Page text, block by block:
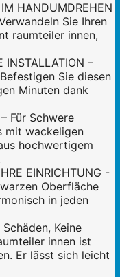
HANDUMDREHEN
Sie Ihren
raumteiler innen,
INSTALLATION –
Sie diesen
Minuten dank
Für Schwere
mit wackeligen
hochwertigem
EINRICHTUNG -
Oberfläche
in jeden
Schäden, Keine
innen ist
Er lässt sich leicht